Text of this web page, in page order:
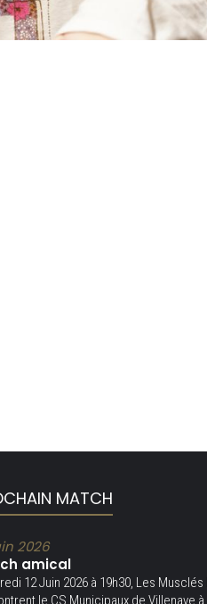
MATCH
2026
amical
12 Juin 2026 à 19h30, Les
le CS Municipaux de Villenave à